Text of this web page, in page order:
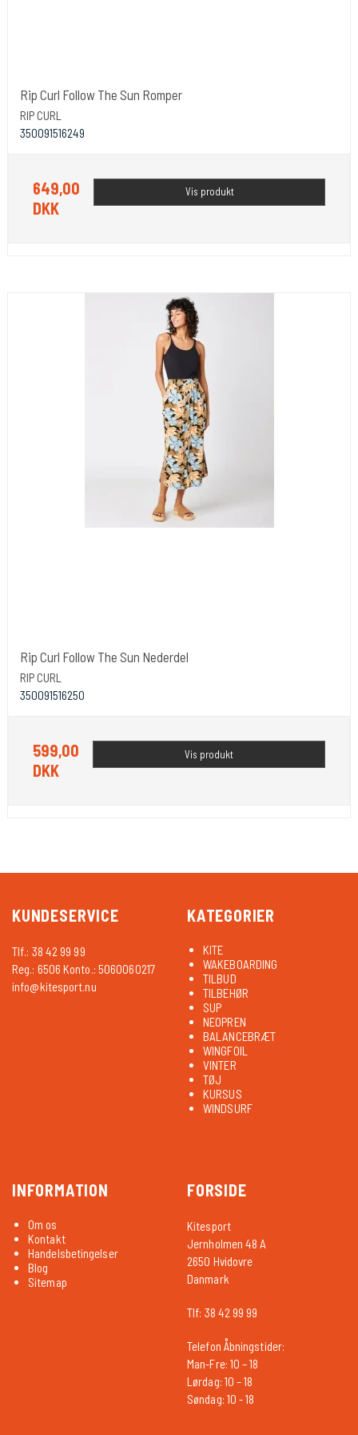
Rip Curl Follow The Sun Romper
RIP CURL
350091516249
649,00
DKK
Vis produkt
Rip Curl Follow The Sun Nederdel
RIP CURL
350091516250
599,00
DKK
Vis produkt
KUNDESERVICE
Tlf.: 38 42 99 99
Reg.: 6506 Konto.: 5060060217
info@kitesport.nu
KATEGORIER
KITE
WAKEBOARDING
TILBUD
TILBEHØR
SUP
NEOPREN
BALANCEBRÆT
WINGFOIL
VINTER
TØJ
KURSUS
WINDSURF
INFORMATION
Om os
Kontakt
Handelsbetingelser
Blog
Sitemap
FORSIDE
Kitesport
Jernholmen 48 A
2650 Hvidovre
Danmark
Tlf: 38 42 99 99
Telefon Åbningstider:
Man-Fre: 10 – 18
Lørdag: 10 – 18
Søndag: 10 - 18